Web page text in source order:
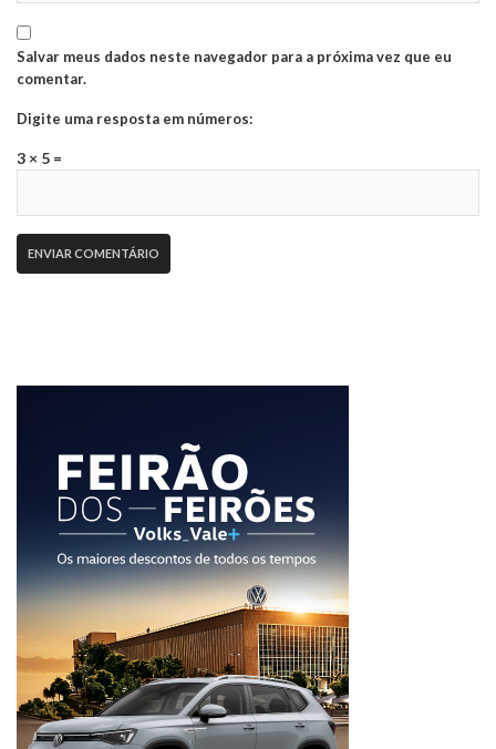
Salvar meus dados neste navegador para a próxima vez que eu
comentar.
Digite uma resposta em números:
3 × 5 =